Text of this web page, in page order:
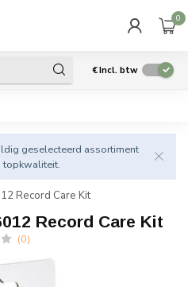
0
€Incl. btw
geselecteerd assortiment
topkwaliteit.
Record Care Kit
Record Care Kit
(0)